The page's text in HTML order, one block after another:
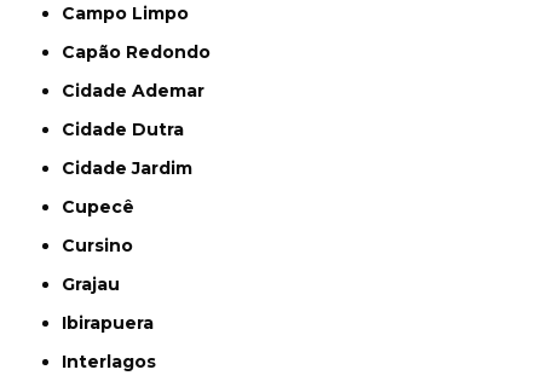
Campo Limpo
Capão Redondo
Cidade Ademar
Cidade Dutra
Cidade Jardim
Cupecê
Cursino
Grajau
Ibirapuera
Interlagos